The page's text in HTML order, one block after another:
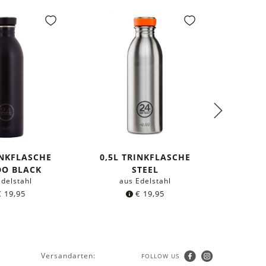
BLACK
19,95
0,5L TRINKFLASCHE
STEEL
aus Edelstahl
€ 19,95
Versandarten: FOLLOW US